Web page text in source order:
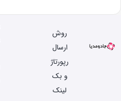
روش
ارسال
رپورتاژ
و بک
لینک